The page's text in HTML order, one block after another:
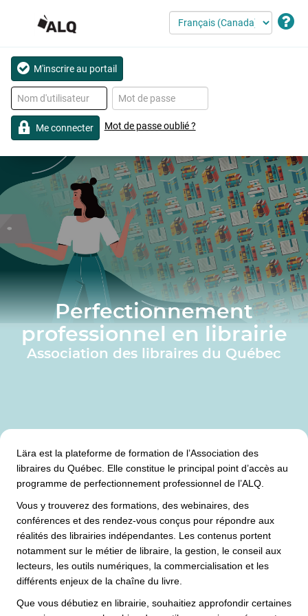
Me connecter Mot de passe oublié ?
M'inscrire au portail
Perfectionnement
professionnel en librairie
Association des libraires du Québec
Lära est la plateforme de formation de l’Association des
libraires du Québec. Elle constitue le principal point d’accès au
programme de perfectionnement professionnel de l’ALQ.
Vous y trouverez des formations, des webinaires, des
conférences et des rendez-vous conçus pour répondre aux
réalités des librairies indépendantes. Les contenus portent
notamment sur le métier de libraire, la gestion, le conseil aux
lecteurs, les outils numériques, la commercialisation et les
différents enjeux de la chaîne du livre.
Que vous débutiez en librairie, souhaitiez approfondir certaines